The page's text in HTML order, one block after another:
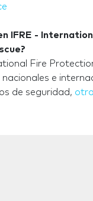
IFRE -
Fire
e
de seguridad,